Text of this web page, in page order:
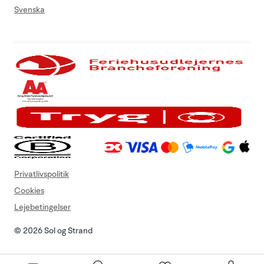
Svenska
© 2026 Sol og Strand
Privatlivspolitik
Cookies
Lejebetingelser